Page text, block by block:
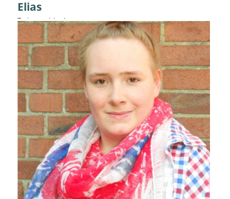
Elias
Trainerassistent
Details